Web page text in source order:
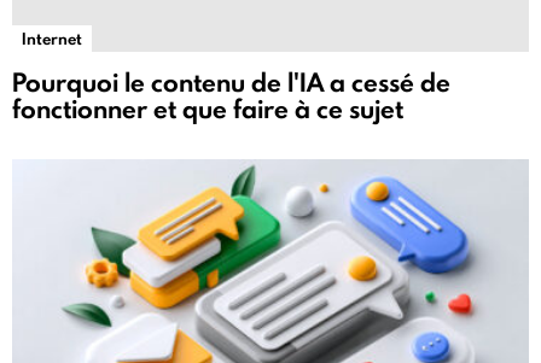
Internet
Pourquoi le contenu de l'IA a cessé de
fonctionner et que faire à ce sujet